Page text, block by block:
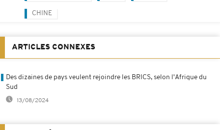
CHINE
ARTICLES CONNEXES
Des dizaines de pays veulent rejoindre les BRICS, selon l'Afrique du
Sud
13/08/2024